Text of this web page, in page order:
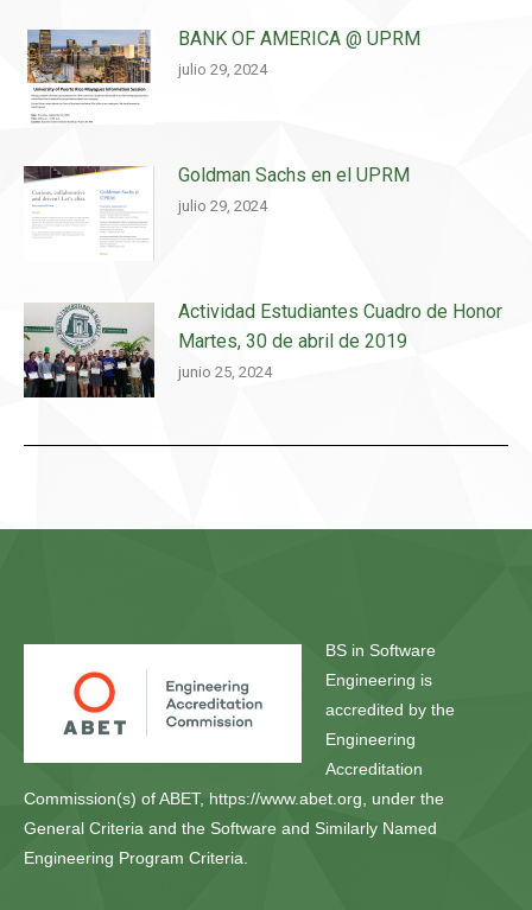
BANK OF AMERICA @ UPRM
julio 29, 2024
Goldman Sachs en el UPRM
julio 29, 2024
Actividad Estudiantes Cuadro de Honor
Martes, 30 de abril de 2019
junio 25, 2024
BS in Software
Engineering is
accredited by the
Engineering
Accreditation
Commission(s) of ABET, https://www.abet.org, under the
General Criteria and the Software and Similarly Named
Engineering Program Criteria.